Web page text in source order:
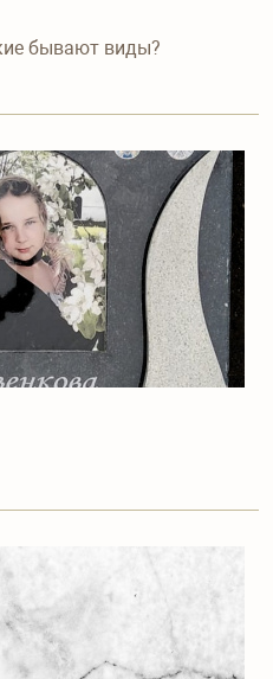
Телефон для справок
бывают виды?